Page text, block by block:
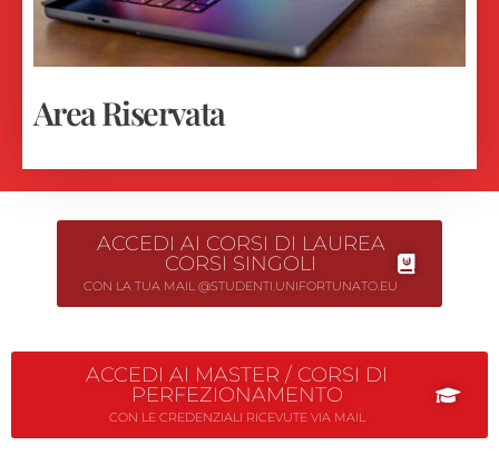
Area Riservata
ACCEDI AI CORSI DI LAUREA
CORSI SINGOLI
CON LA TUA MAIL @STUDENTI.UNIFORTUNATO.EU
ACCEDI AI MASTER / CORSI DI
PERFEZIONAMENTO
CON LE CREDENZIALI RICEVUTE VIA MAIL